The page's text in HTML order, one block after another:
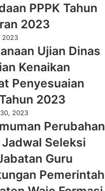
PPPK Tahun
2023
2023
Ujian Dinas
Kenaikan
Penyesuaian
2023
2023
Perubahan
Seleksi
Guru
Pemerintah